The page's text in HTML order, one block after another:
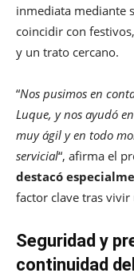
inmediata mediante
coincidir con
y un trato cercano.
“Nos pusimos en
Luque, y nos ayudó
muy ágil y en todo
servicial“, afirma el
destacó
factor clave tras
Seguridad y
continuidad